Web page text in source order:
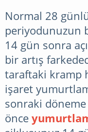
Normal 28
periyodunuzun
14 gün sonra
bir artış
taraftaki kramp
işaret
sonraki
önce